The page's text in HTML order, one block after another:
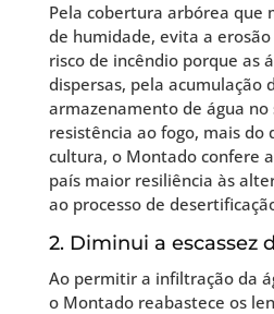
Pela cobertura arbórea que
de humidade, evita a
risco de incêndio porque as
dispersas, pela acumulação
armazenamento de água no
resistência ao fogo, mais do
cultura, o Montado confere
país maior resiliência às
ao processo de
2. Diminui a escassez
Ao permitir a infiltração da
o Montado reabastece os